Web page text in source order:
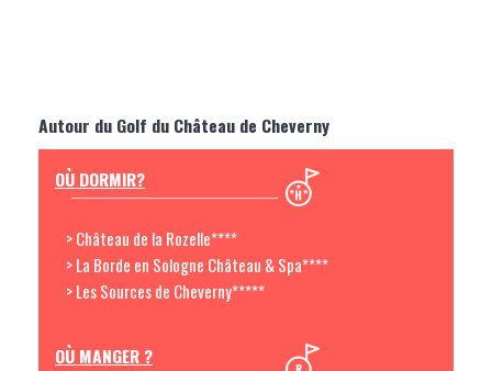
Autour du Golf du Château de Cheverny
OÙ DORMIR?
> Château de la Rozelle****
> La Borde en Sologne Château & Spa****
> Les Sources de Cheverny*****
OÙ MANGER ?